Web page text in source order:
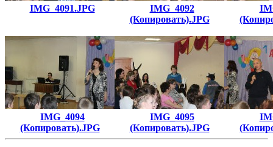
IMG_4091.JPG
IMG_4092
(Копировать).JPG
IMG_4094
(Копировать).JPG
IMG_4095
(Копировать).JPG